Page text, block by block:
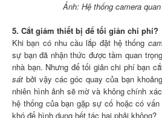
Ảnh: Hệ thống camera
5. Cắt giảm thiết bị để tối giản chi phí?
Khi bạn có nhu cầu lắp đặt hệ thống
sự bạn đã nhận thức được tầm quan
nhà bạn. Nhưng để tối giản chi phí bạn
sát bởi vậy các góc quay của bạn
nhiên hình ảnh sẽ mờ và không chính
hệ thống của bạn gặp sự cố hoặc có
khó để hình dung hết tác hại phải không?